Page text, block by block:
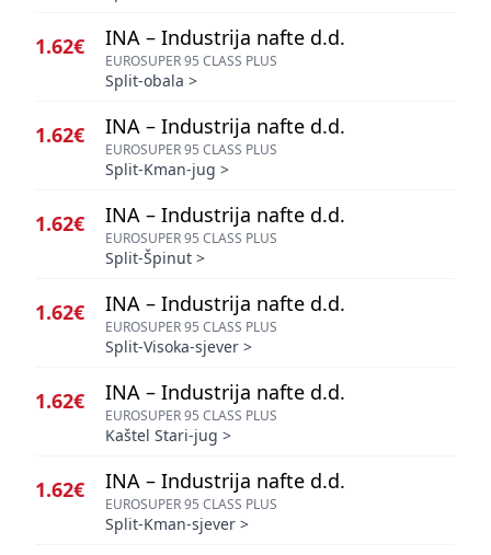
1.62€ INA – Industrija nafte d.d.
EUROSUPER 95 CLASS PLUS
Split-obala >
1.62€ INA – Industrija nafte d.d.
EUROSUPER 95 CLASS PLUS
Split-Kman-jug >
1.62€ INA – Industrija nafte d.d.
EUROSUPER 95 CLASS PLUS
Split-Špinut >
1.62€ INA – Industrija nafte d.d.
EUROSUPER 95 CLASS PLUS
Split-Visoka-sjever >
1.62€ INA – Industrija nafte d.d.
EUROSUPER 95 CLASS PLUS
Kaštel Stari-jug >
1.62€ INA – Industrija nafte d.d.
EUROSUPER 95 CLASS PLUS
Split-Kman-sjever >